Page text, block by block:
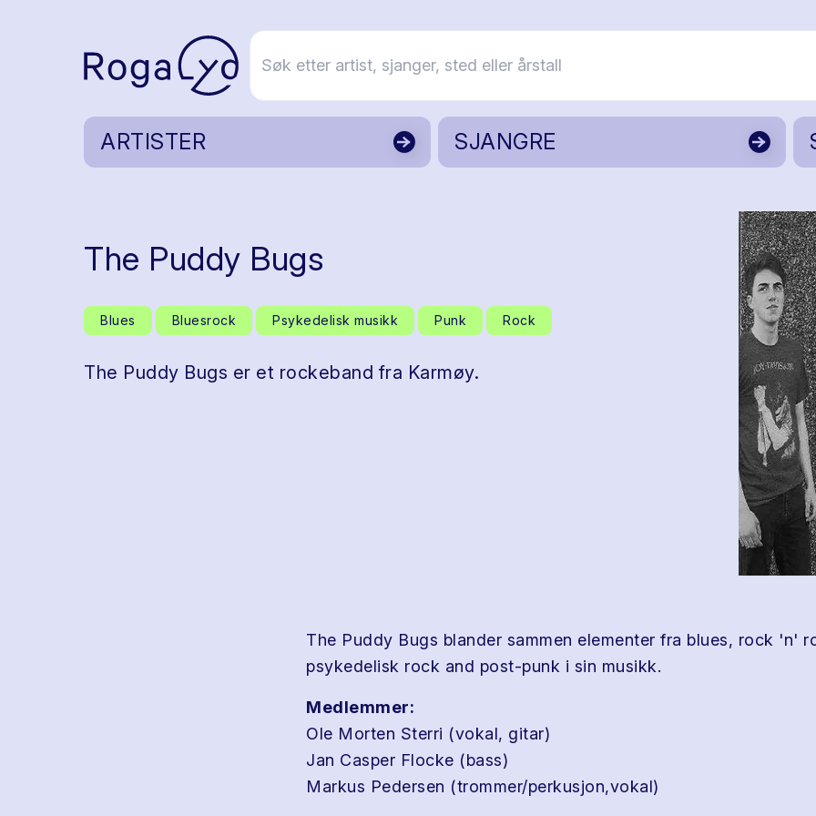
ARTISTER SJANGRE
The Puddy Bugs
Blues Bluesrock Psykedelisk musikk Punk Rock
The Puddy Bugs er et rockeband fra Karmøy.
The Puddy Bugs blander sammen elementer fra blues, rock 'n'
psykedelisk rock and post-punk i sin musikk.
Medlemmer:
Ole Morten Sterri (vokal, gitar)
Jan Casper Flocke (bass)
Markus Pedersen (trommer/perkusjon,vokal)